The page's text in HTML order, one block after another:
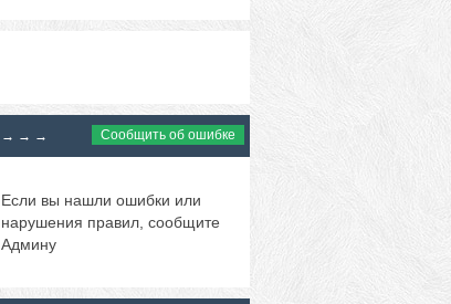
→ → → Сообщить об ошибке
Если вы нашли ошибки или
нарушения правил, сообщите
Админу